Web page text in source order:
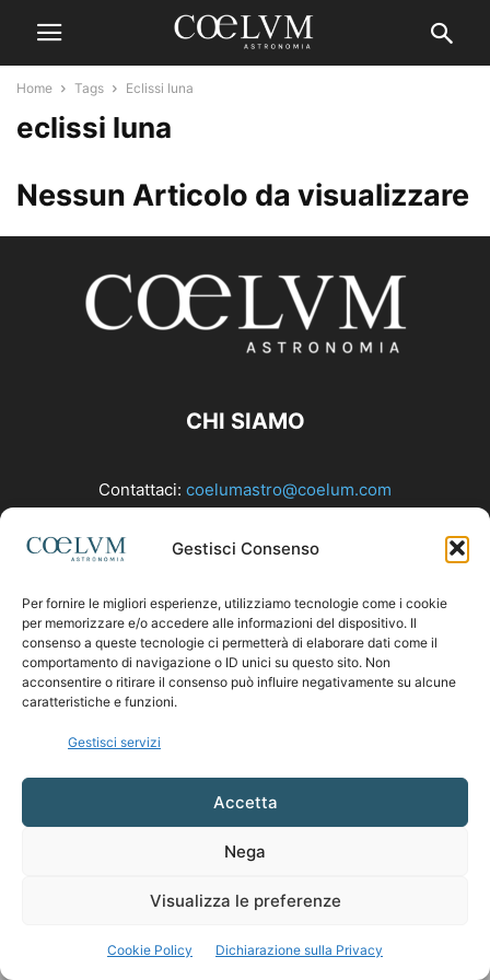
Gestisci Consenso
Per fornire le migliori esperienze, utilizziamo tecnologie come i cookie
per memorizzare e/o accedere alle informazioni del dispositivo. Il
consenso a queste tecnologie ci permetterà di elaborare dati come il
comportamento di navigazione o ID unici su questo sito. Non
acconsentire o ritirare il consenso può influire negativamente su alcune
caratteristiche e funzioni.
Gestisci servizi
Accetta
Nega
Visualizza le preferenze
Cookie Policy Dichiarazione sulla Privacy
Home Tags Eclissi luna
eclissi luna
Nessun Articolo da visualizzare
CHI SIAMO
Contattaci: coelumastro@coelum.com
SEGUICI